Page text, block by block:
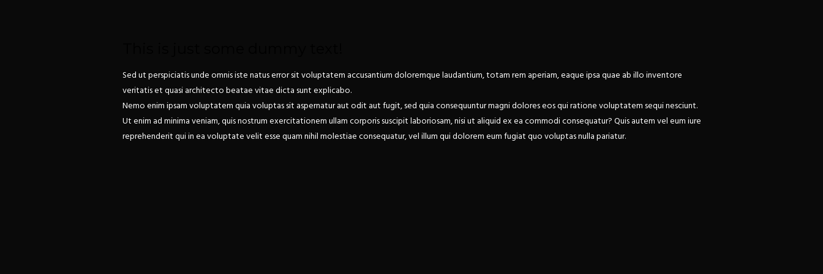
Sed ut perspiciatis unde omnis iste natus error sit voluptatem accusantium doloremque laudantium, totam rem aperiam, eaque ipsa quae ab illo inventore
veritatis et quasi architecto beatae vitae dicta sunt explicabo.
Nemo enim ipsam voluptatem quia voluptas sit aspernatur aut odit aut fugit, sed quia consequuntur magni dolores eos qui ratione voluptatem sequi nesciunt.
Ut enim ad minima veniam, quis nostrum exercitationem ullam corporis suscipit laboriosam, nisi ut aliquid ex ea commodi consequatur? Quis autem vel eum iure
reprehenderit qui in ea voluptate velit esse quam nihil molestiae consequatur, vel illum qui dolorem eum fugiat quo voluptas nulla pariatur.